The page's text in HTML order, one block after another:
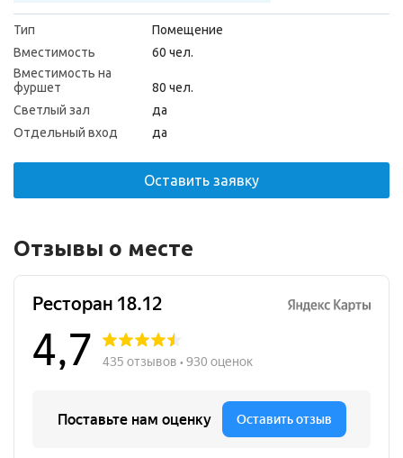
Тип
Помещение
Вместимость
60 чел.
Вместимость на
фуршет
80 чел.
Светлый зал
да
Отдельный вход
да
Оставить заявку
Отзывы о месте